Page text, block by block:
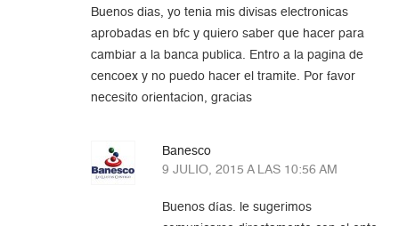
Buenos dias, yo tenia mis divisas electronicas
aprobadas en bfc y quiero saber que hacer para
cambiar a la banca publica. Entro a la pagina de
cencoex y no puedo hacer el tramite. Por favor
necesito orientacion, gracias
Banesco
9 JULIO, 2015 A LAS 10:56 AM
Buenos días. le sugerimos